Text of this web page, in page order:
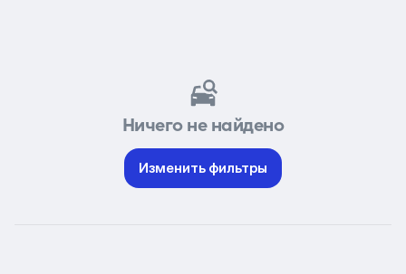
Ничего не найдено
Изменить фильтры